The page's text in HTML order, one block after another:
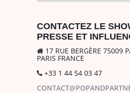
CONTACTEZ LE
PRESSE ET
17 RUE BERGÈRE 75009
PARIS FRANCE
+33 1 44 54 03 47